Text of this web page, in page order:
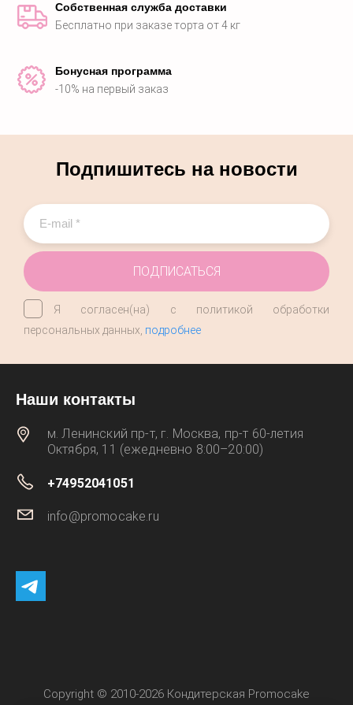
Собственная служба доставки
Бесплатно при заказе торта от 4 кг
Бонусная программа
-10% на первый заказ
Подпишитесь на новости
Я согласен(на) с политикой обработки
персональных данных, подробнее
ПОДПИСАТЬСЯ
Наши контакты
м. Ленинский пр-т, г. Москва, пр‑т 60‑летия
Октября, 11 (ежедневно 8:00–20:00)
+74952041051
info@promocake.ru
Copyright © 2010-2026 Кондитерская Promocake